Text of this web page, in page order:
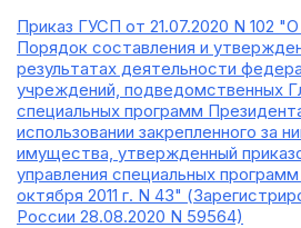
Приказ ГУСП от 21.07.2020 N 102
Порядок составления и
результатах деятельности
учреждений, подведомственных
специальных программ
использовании закрепленного за
имущества, утвержденный
управления специальных
октября 2011 г. N 43"
России 28.08.2020 N 59564)